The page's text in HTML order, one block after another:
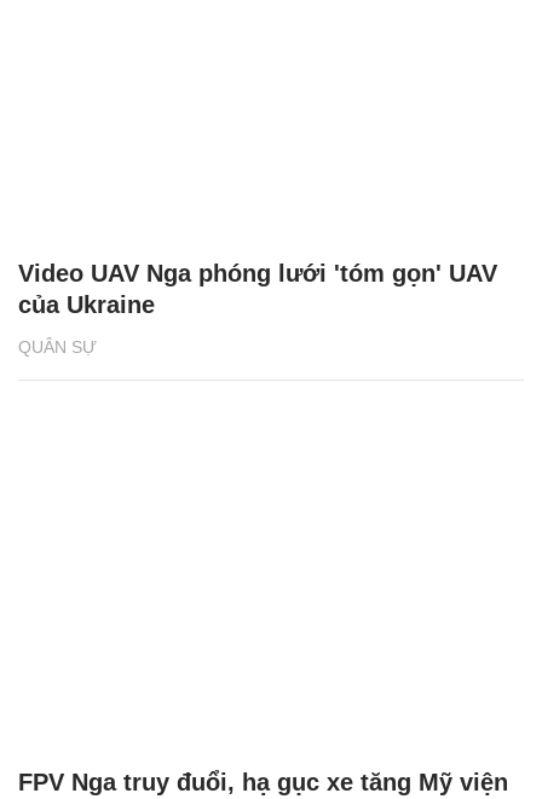
QUÂN SỰ
Video UAV Nga phóng lưới 'tóm gọn' UAV
của Ukraine
FPV Nga truy đuổi, hạ gục xe tăng Mỹ viện